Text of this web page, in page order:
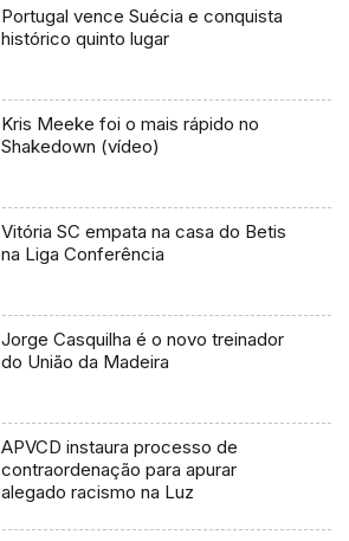
Portugal vence Suécia e conquista
histórico quinto lugar
Kris Meeke foi o mais rápido no
Shakedown (vídeo)
Vitória SC empata na casa do Betis
na Liga Conferência
Jorge Casquilha é o novo treinador
do União da Madeira
APVCD instaura processo de
contraordenação para apurar
alegado racismo na Luz